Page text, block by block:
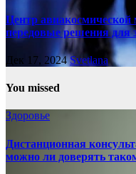
Центр
передовые решения для
Дек 17, 2024Svetlana
You missed
Здоровье
Дистанционная
можно ли доверять